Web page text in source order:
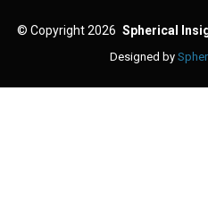
© Copyright 2026 Spherical
Designed by